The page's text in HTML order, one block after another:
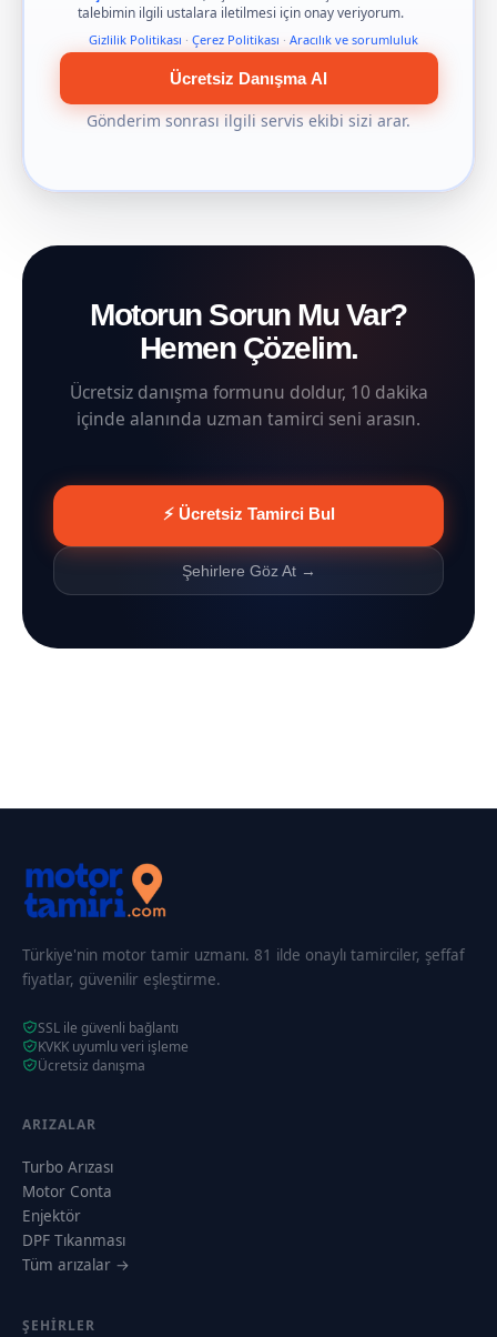
talebimin ilgili ustalara iletilmesi için onay veriyorum.
Gizlilik Politikası · Çerez Politikası · Aracılık ve sorumluluk
Ücretsiz Danışma Al
Gönderim sonrası ilgili servis ekibi sizi arar.
Motorun Sorun Mu Var?
Hemen Çözelim.
Ücretsiz danışma formunu doldur, 10 dakika
içinde alanında uzman tamirci seni arasın.
⚡ Ücretsiz Tamirci Bul
Şehirlere Göz At →
Türkiye'nin motor tamir uzmanı. 81 ilde onaylı tamirciler, şeffaf
fiyatlar, güvenilir eşleştirme.
SSL ile güvenli bağlantı
KVKK uyumlu veri işleme
Ücretsiz danışma
ARIZALAR
Turbo Arızası
Motor Conta
Enjektör
DPF Tıkanması
Tüm arızalar →
ŞEHIRLER